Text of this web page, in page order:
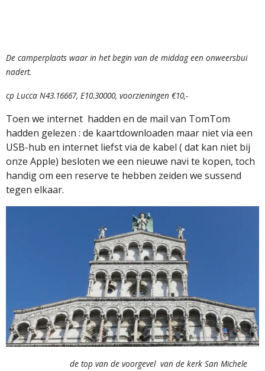
De camperplaats waar in het begin van de middag een onweersbui
nadert.
cp Lucca N43.16667, E10.30000, voorzieningen €10,-
Toen we internet hadden en de mail van TomTom
hadden gelezen : de kaartdownloaden maar niet via een
USB-hub en internet liefst via de kabel ( dat kan niet bij
onze Apple) besloten we een nieuwe navi te kopen, toch
handig om een reserve te hebben zeiden we sussend
tegen elkaar.
de top van de voorgevel van de kerk San Michele